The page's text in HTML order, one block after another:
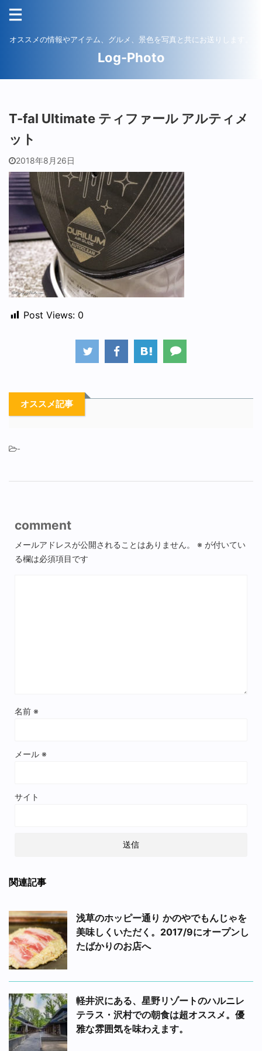
オススメの情報やアイテム、グルメ、景色を写真と共にお送りします。
Log-Photo
T-fal Ultimate ティファール アルティメ
ット
2018年8月26日
Post Views: 0
オススメ記事
-
comment
メールアドレスが公開されることはありません。 ※ が付いてい
る欄は必須項目です
名前 ※
メール ※
サイト
関連記事
浅草のホッピー通り かのやでもんじゃを
美味しくいただく。2017/9にオープンし
たばかりのお店へ
軽井沢にある、星野リゾートのハルニレ
テラス・沢村での朝食は超オススメ。優
雅な雰囲気を味わえます。